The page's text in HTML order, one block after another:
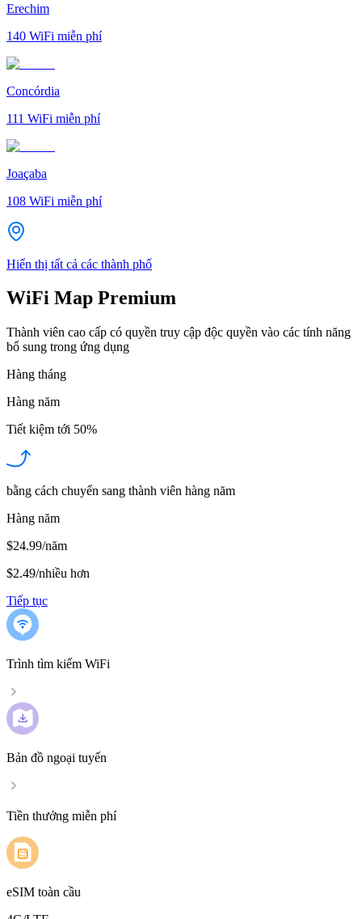
Erechim
140 WiFi miễn phí
Concórdia
111 WiFi miễn phí
Joaçaba
108 WiFi miễn phí
Hiển thị tất cả các thành phố
WiFi Map Premium
Thành viên cao cấp có quyền truy cập độc quyền vào các tính năng
bổ sung trong ứng dụng
Hàng tháng
Hàng năm
Tiết kiệm tới 50%
bằng cách chuyển sang thành viên hàng năm
Hàng năm
$24.99/năm
$2.49/nhiều hơn
Tiếp tục
Trình tìm kiếm WiFi
Bản đồ ngoại tuyến
Tiền thưởng miễn phí
eSIM toàn cầu